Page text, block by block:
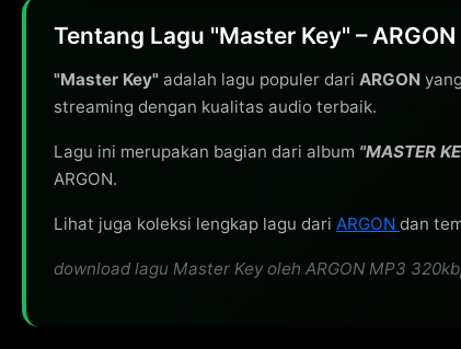
Tentang Lagu "Master Key" – ARGON
"Master Key" adalah lagu populer dari ARGON
streaming dengan kualitas audio terbaik.
Lagu ini merupakan bagian dari album "MASTER
ARGON.
Lihat juga koleksi lengkap lagu dari ARGON dan
download lagu Master Key oleh ARGON MP3